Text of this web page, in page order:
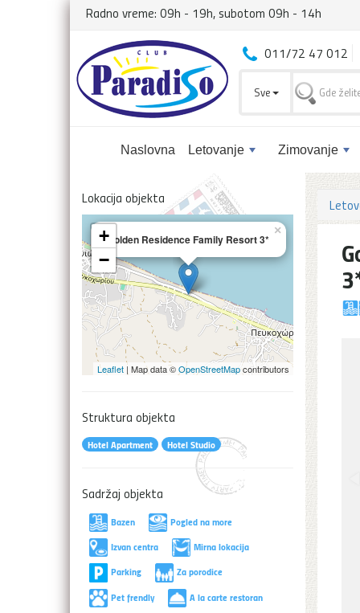
Radno vreme: 09h - 19h, subotom 09h - 14h
Naslovna Letovanje Zimovanje
011/72 47 012
Sve
Lokacija objekta
Golden Residence Family Resort 3*
×
+
−
Leaflet| Map data ©OpenStreetMapcontributors
Struktura objekta
Hotel Apartment Hotel Studio
Sadržaj objekta
Bazen
Pogled na more
Izvan centra
Mirna lokacija
Parking
Za porodice
Pet frendly
A la carte restoran